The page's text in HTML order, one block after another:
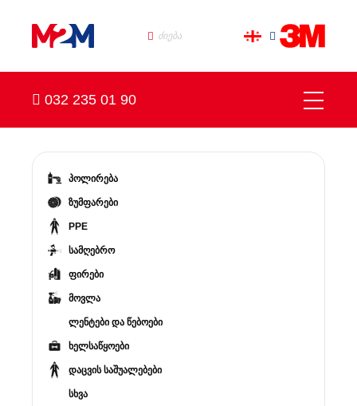
032 235 01 90
პოლირება
ზუმფარები
PPE
სამღებრო
ფირები
მოვლა
ლენტები და წებოები
ხელსაწყოები
დაცვის საშუალებები
სხვა